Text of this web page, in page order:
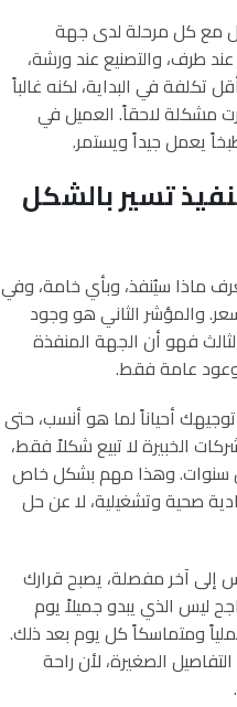
مع كل مرحلة لدى جهة
طرف، والتصنيع عند ورشة،
تكلفة في البداية، لكنه غالباً
مشكلة لاحقاً. العميل في
يعمل جيداً ويستمر.
تسير بالشكل
ماذا سيُنفذ، وبأي خامة، وفي
والمؤشر الثاني هو وجود
فهو أن الجهة المنفذة
عامة فقط.
أحياناً لما هو أنسب، حتى
الخبيرة لا تبيع شكلاً فقط،
سنوات. وهذا مهم بشكل خاص
صحية وتشغيلية، لا عن حل
إلى آخر مفصلة، يصبح قرارك
ليس الذي يبدو جميلاً يوم
ومتماسكاً كل يوم بعد ذلك.
الصغيرة، لأن راحة